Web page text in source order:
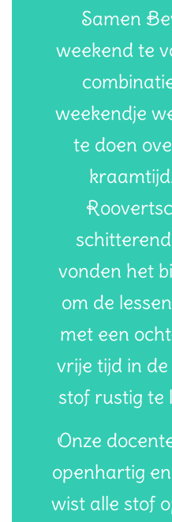
Samen
weekend te
weekendje
te doen
vonden het
om de
met een
vrije tijd in
stof rustig te
Onze
openhartig
wist alle stof